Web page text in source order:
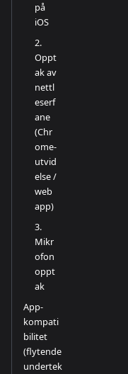
på
iOS
2.
Oppt
ak av
nettl
eserf
ane
(Chr
ome-
utvid
else /
web
app)
3.
Mikr
ofon
oppt
ak
App-
kompati
bilitet
(flytende
undertek